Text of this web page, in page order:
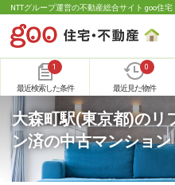
NTTグループ運営の不動産総合サイト goo住
1
最近検索した条件
0
最近見た物件
大森町駅(東京都)のリ
ン済の中古マンショ